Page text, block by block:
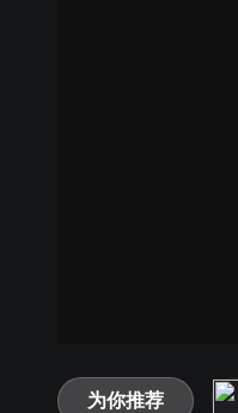
为你推荐